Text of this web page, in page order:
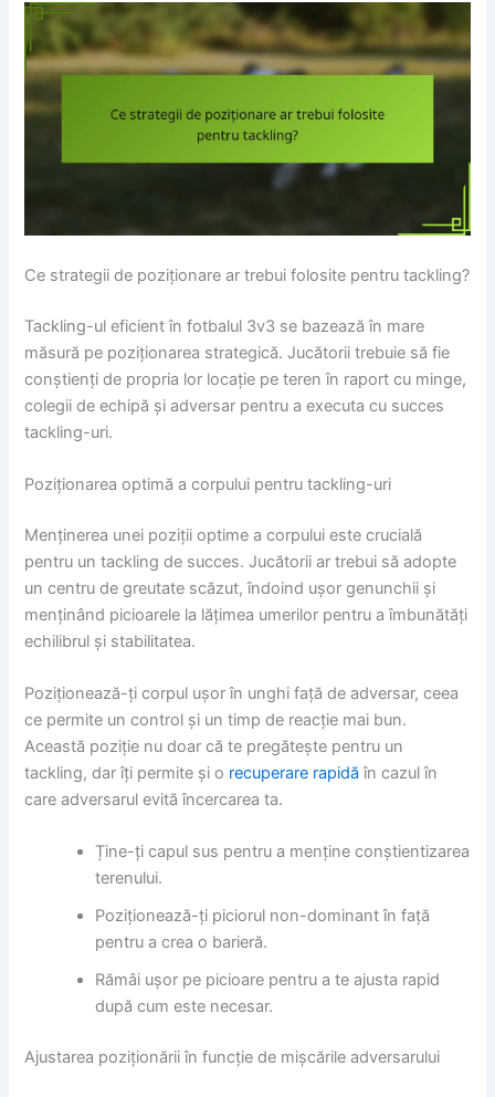
Ce strategii de poziționare ar trebui folosite pentru tackling?
Tackling-ul eficient în fotbalul 3v3 se bazează în mare
măsură pe poziționarea strategică. Jucătorii trebuie să fie
conștienți de propria lor locație pe teren în raport cu minge,
colegii de echipă și adversar pentru a executa cu succes
tackling-uri.
Poziționarea optimă a corpului pentru tackling-uri
Menținerea unei poziții optime a corpului este crucială
pentru un tackling de succes. Jucătorii ar trebui să adopte
un centru de greutate scăzut, îndoind ușor genunchii și
menținând picioarele la lățimea umerilor pentru a îmbunătăți
echilibrul și stabilitatea.
Poziționează-ți corpul ușor în unghi față de adversar, ceea
ce permite un control și un timp de reacție mai bun.
Această poziție nu doar că te pregătește pentru un
tackling, dar îți permite și o recuperare rapidă în cazul în
care adversarul evită încercarea ta.
Ține-ți capul sus pentru a menține conștientizarea
terenului.
Poziționează-ți piciorul non-dominant în față
pentru a crea o barieră.
Rămâi ușor pe picioare pentru a te ajusta rapid
după cum este necesar.
Ajustarea poziționării în funcție de mișcările adversarului